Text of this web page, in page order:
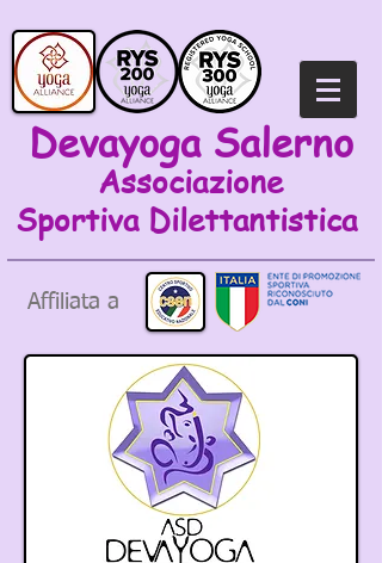
Devayoga Salerno
Associazione
Sportiva Dilettantistica
Affiliata a